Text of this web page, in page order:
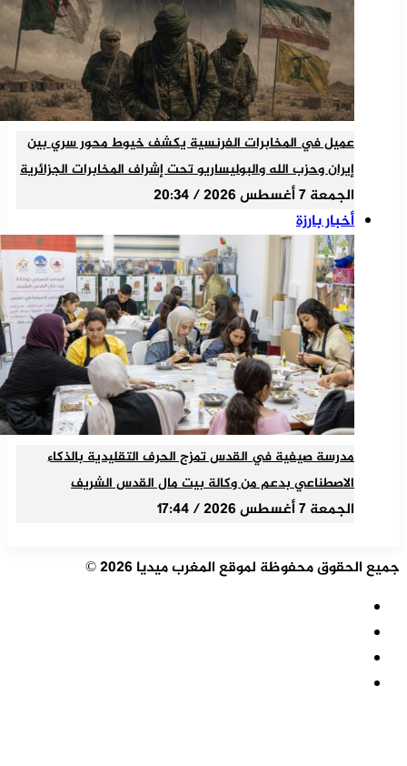
عميل في المخابرات الفرنسية يكشف خيوط محور سري بين
إيران وحزب الله والبوليساريو تحت إشراف المخابرات الجزائرية
الجمعة 7 أغسطس 2026 / 20:34
أخبار بارزة
مدرسة صيفية في القدس تمزج الحرف التقليدية بالذكاء
الاصطناعي بدعم من وكالة بيت مال القدس الشريف
الجمعة 7 أغسطس 2026 / 17:44
جميع الحقوق محفوظة لموقع المغرب ميديا 2026 ©